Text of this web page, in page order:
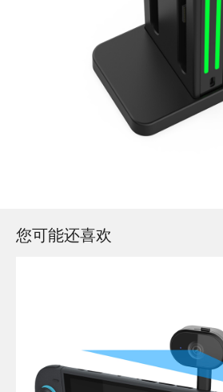
您可能还喜欢